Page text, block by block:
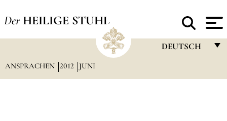
Der HEILIGE STUHL
DEUTSCH
ANSPRACHEN 2012 JUNI